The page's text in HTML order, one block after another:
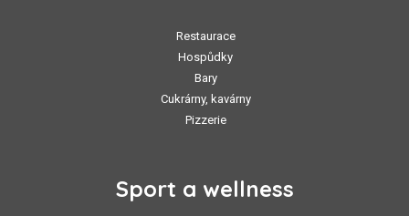
Restaurace
Hospůdky
Bary
Cukrárny, kavárny
Pizzerie
Sport a wellness